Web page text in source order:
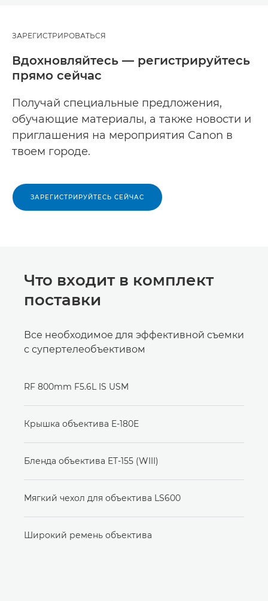
ЗАРЕГИСТРИРОВАТЬСЯ
Вдохновляйтесь — регистрируйтесь
прямо сейчас
Получай специальные предложения,
обучающие материалы, а также новости и
приглашения на мероприятия Canon в
твоем городе.
ЗАРЕГИСТРИРУЙТЕСЬ СЕЙЧАС
Что входит в комплект
поставки
Все необходимое для эффективной съемки
с супертелеобъективом
RF 800mm F5.6L IS USM
Крышка объектива E-180E
Бленда объектива ET-155 (WIII)
Мягкий чехол для объектива LS600
Широкий ремень объектива